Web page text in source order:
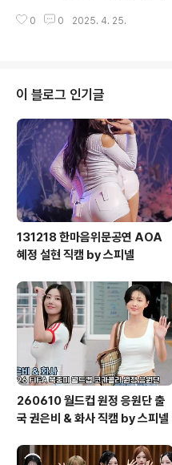
0 0 2025. 4. 25.
이 블로그 인기글
131218 한마음위문공연 AOA
혜정 설현 직캠 by 스피넬
260610 월드컵 원정 응원단 출
국 권은비 & 화사 직캠 by 스피넬